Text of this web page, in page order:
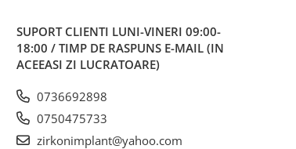
SUPORT CLIENTI LUNI-VINERI 09:00-
18:00 / TIMP DE RASPUNS E-MAIL (IN
ACEEASI ZI LUCRATOARE)
0736692898
0750475733
zirkonimplant@yahoo.com